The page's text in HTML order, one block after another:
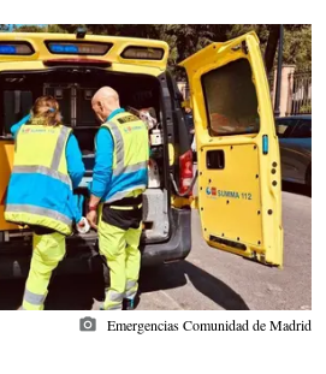
photo_camera Emergencias Comunidad de Madrid